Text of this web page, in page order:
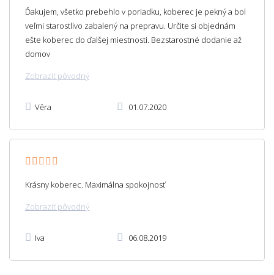
Ďakujem, všetko prebehlo v poriadku, koberec je pekný a bol
veľmi starostlivo zabalený na prepravu. Určite si objednám
ešte koberec do ďalšej miestnosti. Bezstarostné dodanie až
domov
Zobraziť pôvodný
Věra 01.07.2020
Krásny koberec. Maximálna spokojnosť
Zobraziť pôvodný
Iva 06.08.2019